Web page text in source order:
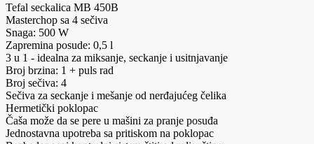
Tefal seckalica MB 450B
Masterchop sa 4 sečiva
Snaga: 500 W
Zapremina posude: 0,5 l
3 u 1 - idealna za miksanje, seckanje i usitnjavanje
Broj brzina: 1 + puls rad
Broj sečiva: 4
Sečiva za seckanje i mešanje od nerđajućeg čelika
Hermetički poklopac
Čaša može da se pere u mašini za pranje posuđa
Jednostavna upotreba sa pritiskom na poklopac